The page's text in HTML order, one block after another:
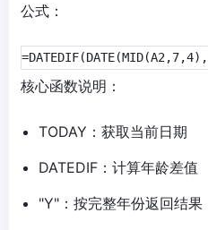
公式：
核心函数说明：
TODAY：获取当前日期
DATEDIF：计算年龄差值
"Y"：按完整年份返回结果